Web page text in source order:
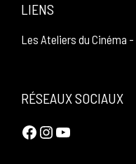
LIENS
Les Ateliers du Cinéma -
RÉSEAUX SOCIAUX
Facebook Instagram YouTube